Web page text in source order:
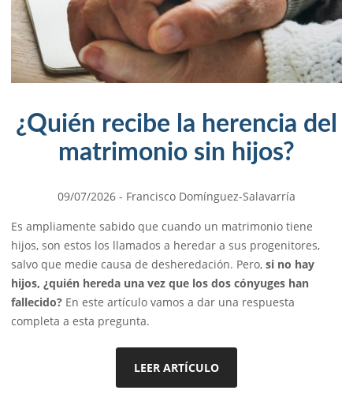
¿Quién recibe la herencia del
matrimonio sin hijos?
09/07/2026 - Francisco Domínguez-Salavarría
Es ampliamente sabido que cuando un matrimonio tiene
hijos, son estos los llamados a heredar a sus progenitores,
salvo que medie causa de desheredación. Pero, si no hay
hijos, ¿quién hereda una vez que los dos cónyuges han
fallecido? En este artículo vamos a dar una respuesta
completa a esta pregunta.
LEER ARTÍCULO